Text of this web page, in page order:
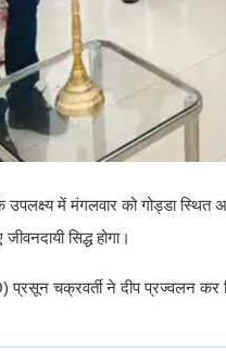
में मंगलवार को गोड्डा स्थित
सिद्ध होगा।
चक्रवर्ती ने दीप प्रज्वलन